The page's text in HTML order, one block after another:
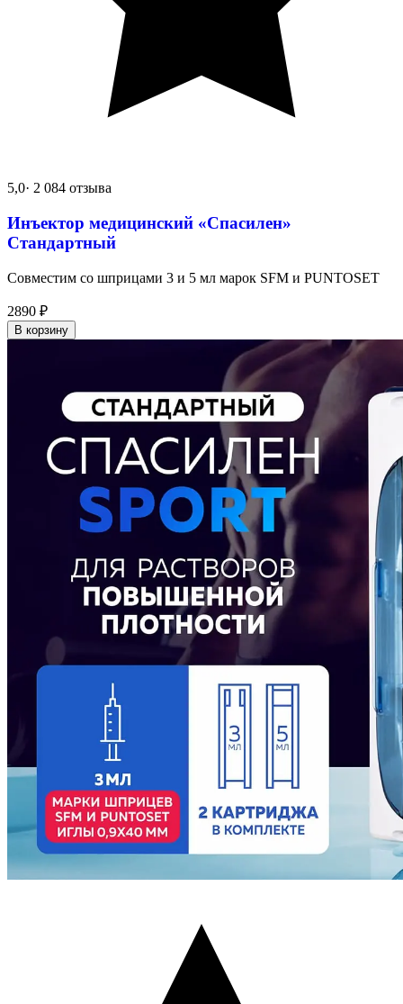
5,0· 2 084 отзыва
Инъектор медицинский «Спасилен»
Стандартный
Совместим со шприцами 3 и 5 мл марок SFM и PUNTOSET
2890 ₽
В корзину